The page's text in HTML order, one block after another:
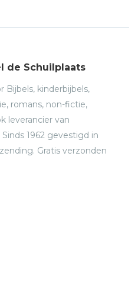
de Schuilplaats
Bijbels, kinderbijbels,
romans, non-fictie,
leverancier van
1962 gevestigd in
Gratis verzonden